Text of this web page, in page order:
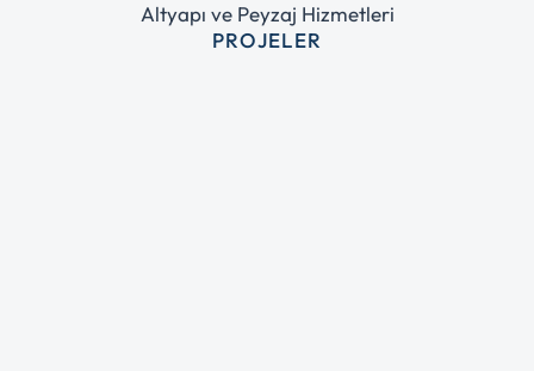
Altyapı ve Peyzaj Hizmetleri
PROJELER